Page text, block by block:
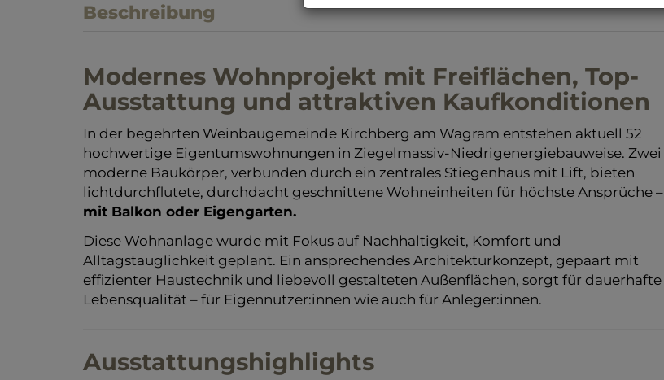
Beschreibung
Modernes Wohnprojekt mit Freiflächen, Top-
Ausstattung und attraktiven Kaufkonditionen
In der begehrten Weinbaugemeinde Kirchberg am Wagram entstehen aktuell 52
hochwertige Eigentumswohnungen in Ziegelmassiv-Niedrigenergiebauweise. Zwei
moderne Baukörper, verbunden durch ein zentrales Stiegenhaus mit Lift, bieten
lichtdurchflutete, durchdacht geschnittene Wohneinheiten für höchste Ansprüche –
mit Balkon oder Eigengarten.
Diese Wohnanlage wurde mit Fokus auf Nachhaltigkeit, Komfort und
Alltagstauglichkeit geplant. Ein ansprechendes Architekturkonzept, gepaart mit
effizienter Haustechnik und liebevoll gestalteten Außenflächen, sorgt für dauerhafte
Lebensqualität – für Eigennutzer:innen wie auch für Anleger:innen.
Ausstattungshighlights